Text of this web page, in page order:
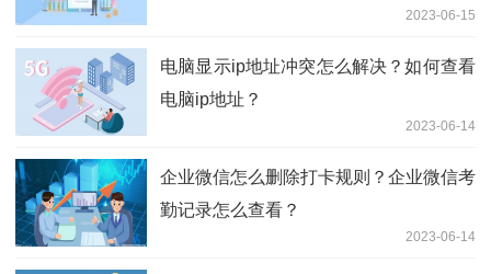
2023-06-15
电脑显示ip地址冲突怎么解决？如何查看
电脑ip地址？
2023-06-14
企业微信怎么删除打卡规则？企业微信考
勤记录怎么查看？
2023-06-14